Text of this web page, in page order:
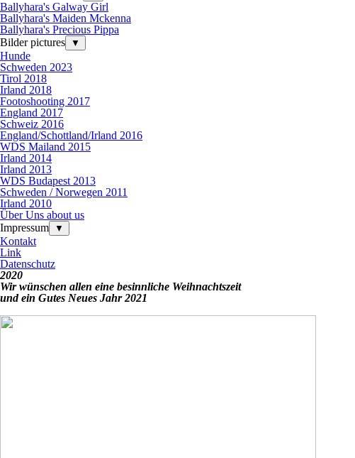
Ballyhara's Galway Girl
Ballyhara's Maiden Mckenna
Ballyhara's Precious Pippa
Bilder pictures
▼
Hunde
Schweden 2023
Tirol 2018
Irland 2018
Footoshooting 2017
England 2017
Schweiz 2016
England/Schottland/Irland 2016
WDS Mailand 2015
Irland 2014
Irland 2013
WDS Budapest 2013
Schweden / Norwegen 2011
Irland 2010
Über Uns about us
Impressum
▼
Kontakt
Link
Datenschutz
2020
Wir wünschen allen eine besinnliche Weihnachtszeit
und ein Gutes Neues Jahr 2021